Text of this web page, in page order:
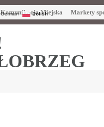
Komunikacja Miejska Markety
German Polish